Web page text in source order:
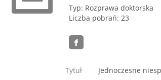
Typ: Rozprawa doktorska
Liczba pobrań: 23
Tytuł Jednoczesne